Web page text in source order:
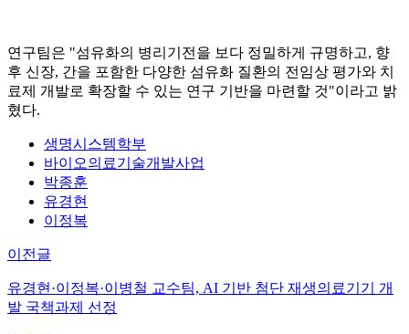
연구팀은 "섬유화의 병리기전을 보다 정밀하게 규명하고, 향
후 신장, 간을 포함한 다양한 섬유화 질환의 전임상 평가와 치
료제 개발로 확장할 수 있는 연구 기반을 마련할 것"이라고 밝
혔다.
생명시스템학부
바이오의료기술개발사업
박종훈
유경현
이정복
이전글
유경현·이정복·이병철 교수팀, AI 기반 첨단 재생의료기기 개
발 국책과제 선정